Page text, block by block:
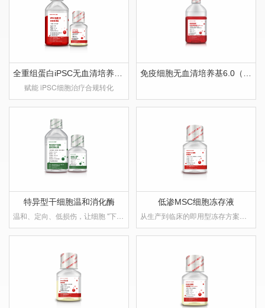
全重组蛋白iPSC无血清培养基套装
赋能 iPSC细胞治疗合规转化
特异型干细胞温和消化酶
温和、定向、低损伤，让细胞 "下得来"，更要"长得动"
低渗MSC细胞冻存液